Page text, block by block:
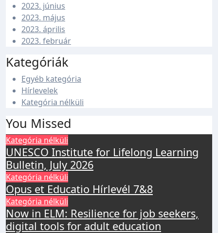
2023. június
2023. május
2023. április
2023. február
Kategóriák
Egyéb kategória
Hírlevelek
Kategória nélküli
You Missed
Kategória nélküli
UNESCO Institute for Lifelong Learning
Bulletin, July 2026
Kategória nélküli
Opus et Educatio Hírlevél 7&8
Kategória nélküli
Now in ELM: Resilience for job seekers,
digital tools for adult education